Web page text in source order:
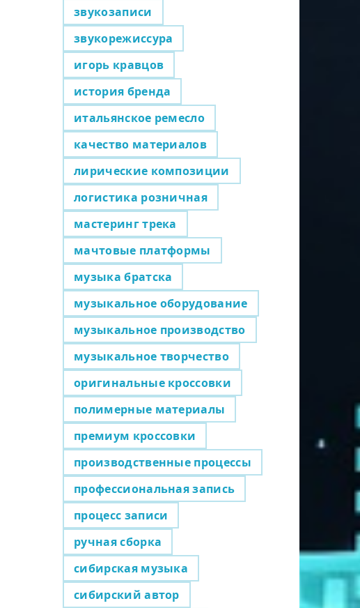
звукозаписи
звукорежиссура
игорь кравцов
история бренда
итальянское ремесло
качество материалов
лирические композиции
логистика розничная
мастеринг трека
мачтовые платформы
музыка братска
музыкальное оборудование
музыкальное производство
музыкальное творчество
оригинальные кроссовки
полимерные материалы
премиум кроссовки
производственные процессы
профессиональная запись
процесс записи
ручная сборка
сибирская музыка
сибирский автор